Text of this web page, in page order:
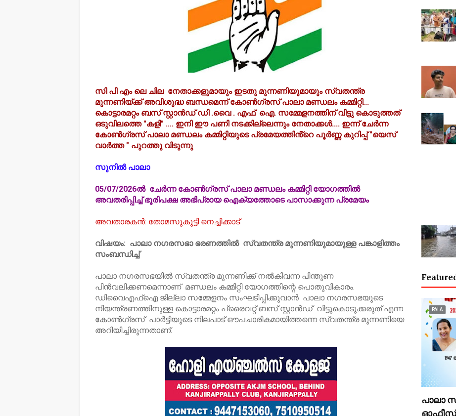
സി പി എം ലെ ചില നേതാക്കളുമായും ഇടതു മുന്നണിയുമായും സ്വതന്ത്ര
മുന്നണിയ്ക്ക് അവിശുദ്ധ ബന്ധമെന്ന് കോൺഗ്രസ് പാലാ മണ്ഡലം കമ്മിറ്റി...
കൊട്ടാരമറ്റം ബസ് സ്റ്റാൻഡ് ഡി .വൈ . എഫ് ഐ. സമ്മേളനത്തിന് വിട്ടു കൊടുത്തത്
ഒടുവിലത്തെ "കളി" .... ഇനി ഈ പണി നടക്കില്ലെന്നും നേതാക്കൾ.... ഇന്ന് ചേർന്ന
കോൺഗ്രസ് പാലാ മണ്ഡലം കമ്മിറ്റിയുടെ പ്രമേയത്തിൻ്റെ പൂർണ്ണ കുറിപ്പ് "യെസ്
വാർത്ത " പുറത്തു വിടുന്നു
സുനിൽ പാലാ
05/07/2026ൽ ചേർന്ന കോൺഗ്രസ് പാലാ മണ്ഡലം കമ്മിറ്റി യോഗത്തിൽ
അവതരിപ്പിച്ച് ഭൂരിപക്ഷ അഭിപ്രായ ഐക്യത്തോടെ പാസാക്കുന്ന പ്രമേയം
അവതാരകൻ: തോമസുകുട്ടി നെച്ചിക്കാട്
വിഷയം: പാലാ നഗരസഭാ ഭരണത്തിൽ സ്വതന്ത്ര മുന്നണിയുമായുള്ള പങ്കാളിത്തം
സംബന്ധിച്ച്
പാലാ നഗരസഭയിൽ സ്വതന്ത്ര മുന്നണിക്ക് നൽകിവന്ന പിന്തുണ
പിൻവലിക്കണമെന്നാണ് മണ്ഡലം കമ്മിറ്റി യോഗത്തിന്റെ പൊതുവികാരം.
ഡിവൈഎഫ്ഐ ജില്ലാ സമ്മേളനം സംഘടിപ്പിക്കുവാൻ പാലാ നഗരസഭയുടെ
നിയന്ത്രണത്തിനുള്ള കൊട്ടാരമറ്റം പ്രൈവറ്റ് ബസ് സ്റ്റാൻഡ് വിട്ടുകൊടുക്കരുത് എന്ന
കോൺഗ്രസ് പാർട്ടിയുടെ നിലപാട് ഔപചാരികമായിത്തന്നെ സ്വതന്ത്ര മുന്നണിയെ
അറിയിച്ചിരുന്നതാണ്.
PALA
പാലാ
ഓഫീസ്